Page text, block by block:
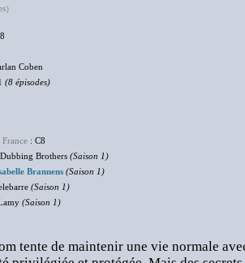
Coben
(8 épisodes)
: C8
Brothers (Saison 1)
Brannens (Saison 1)
(Saison 1)
(Saison 1)
tente de maintenir une vie normale